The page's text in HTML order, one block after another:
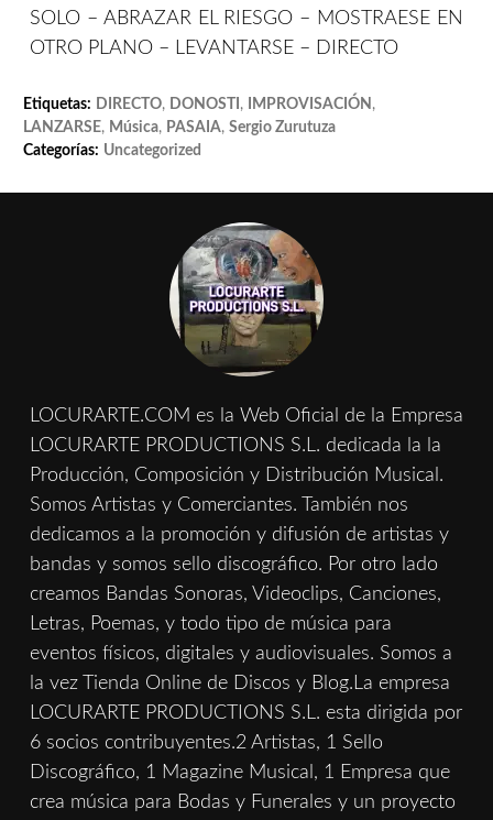
SOLO – ABRAZAR EL RIESGO – MOSTRAESE EN
OTRO PLANO – LEVANTARSE – DIRECTO
Etiquetas: DIRECTO, DONOSTI , IMPROVISACIÓN ,
LANZARSE, Música, PASAIA, Sergio Zurutuza
Categorías: Uncategorized
LOCURARTE.COM es la Web Oficial de la Empresa
LOCURARTE PRODUCTIONS S.L. dedicada la la
Producción, Composición y Distribución Musical.
Somos Artistas y Comerciantes. También nos
dedicamos a la promoción y difusión de artistas y
bandas y somos sello discográfico. Por otro lado
creamos Bandas Sonoras, Videoclips, Canciones,
Letras, Poemas, y todo tipo de música para
eventos físicos, digitales y audiovisuales. Somos a
la vez Tienda Online de Discos y Blog.La empresa
LOCURARTE PRODUCTIONS S.L. esta dirigida por
6 socios contribuyentes.2 Artistas, 1 Sello
Discográfico, 1 Magazine Musical, 1 Empresa que
crea música para Bodas y Funerales y un proyecto